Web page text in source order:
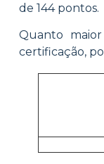
de 144 pontos.
Quanto
certificação,